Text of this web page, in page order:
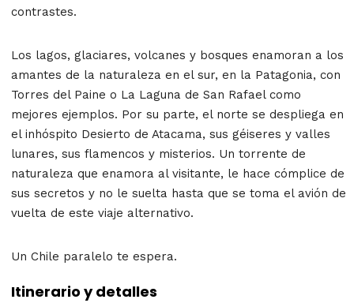
contrastes.
Los lagos, glaciares, volcanes y bosques enamoran a los
amantes de la naturaleza en el sur, en la Patagonia, con
Torres del Paine o La Laguna de San Rafael como
mejores ejemplos. Por su parte, el norte se despliega en
el inhóspito Desierto de Atacama, sus géiseres y valles
lunares, sus flamencos y misterios. Un torrente de
naturaleza que enamora al visitante, le hace cómplice de
sus secretos y no le suelta hasta que se toma el avión de
vuelta de este viaje alternativo.
Un Chile paralelo te espera.
Itinerario y detalles